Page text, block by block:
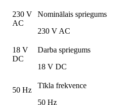
230 V
AC
Nominālais spriegums
230 V AC
18 V
DC
Darba spriegums
18 V DC
50 Hz
Tīkla frekvence
50 Hz